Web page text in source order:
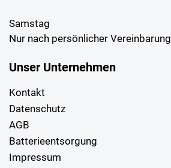
Samstag
Nur nach persönlicher Vereinbarung
Unser Unternehmen
Kontakt
Datenschutz
AGB
Batterieentsorgung
Impressum